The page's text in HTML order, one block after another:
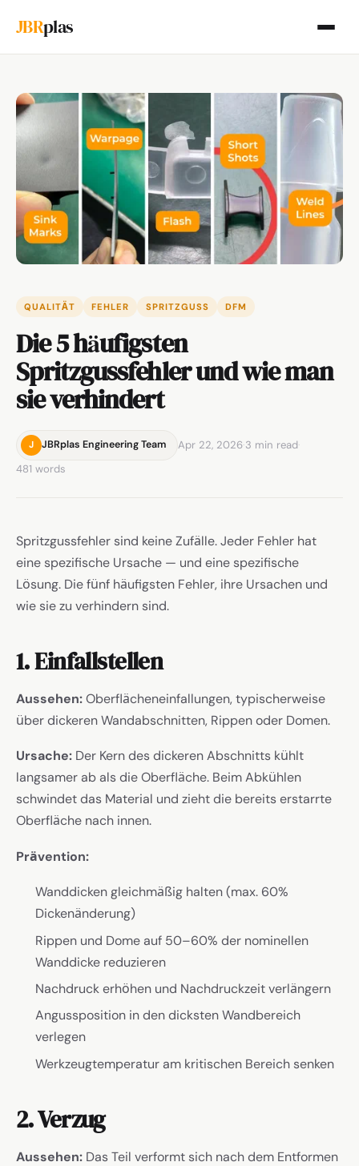
JBRplas
QUALITÄT FEHLER SPRITZGUSS DFM
Die 5 häufigsten
Spritzgussfehler und wie man
sie verhindert
J JBRplas Engineering Team Apr 22, 2026·3 min read·
481 words
Spritzgussfehler sind keine Zufälle. Jeder Fehler hat
eine spezifische Ursache — und eine spezifische
Lösung. Die fünf häufigsten Fehler, ihre Ursachen und
wie sie zu verhindern sind.
1. Einfallstellen
Aussehen:Oberflächeneinfallungen, typischerweise
über dickeren Wandabschnitten, Rippen oder Domen.
Ursache: Der Kern des dickeren Abschnitts kühlt
langsamer ab als die Oberfläche. Beim Abkühlen
schwindet das Material und zieht die bereits erstarrte
Oberfläche nach innen.
Prävention:
Wanddicken gleichmäßig halten (max. 60%
Dickenänderung)
Rippen und Dome auf 50–60% der nominellen
Wanddicke reduzieren
Nachdruck erhöhen und Nachdruckzeit verlängern
Angussposition in den dicksten Wandbereich
verlegen
Werkzeugtemperatur am kritischen Bereich senken
2. Verzug
Aussehen: Das Teil verformt sich nach dem Entformen